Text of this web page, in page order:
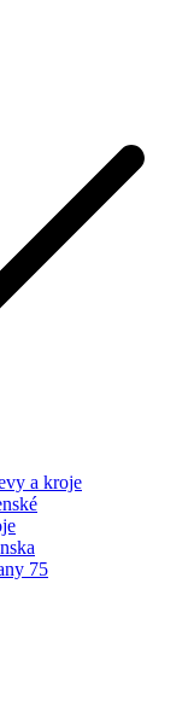
a kroje
75